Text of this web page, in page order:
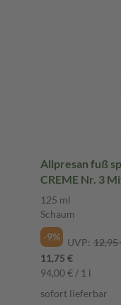
Allpresan fuß
CREME Nr. 3
Duft 125 ml
125 ml
Schaum
-9%
UVP: 12,95
11,75 €
94,00 € / 1 l
sofort lieferbar